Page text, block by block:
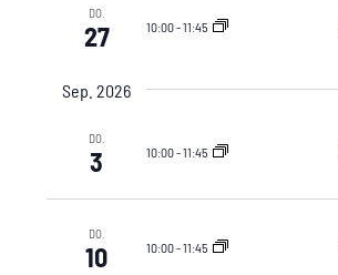
DO.
27 10:00-11:45
Sep. 2026
DO.
3 10:00-11:45
DO.
10 10:00-11:45